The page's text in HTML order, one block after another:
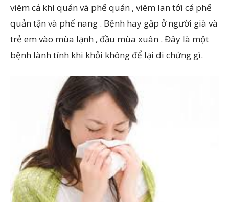
viêm cả khí quản và phế quản , viêm lan tới cả phế
quản tận và phế nang . Bệnh hay gặp ở người già và
trẻ em vào mùa lạnh , đầu mùa xuân . Đây là một
bệnh lành tính khi khỏi không để lại di chứng gì.